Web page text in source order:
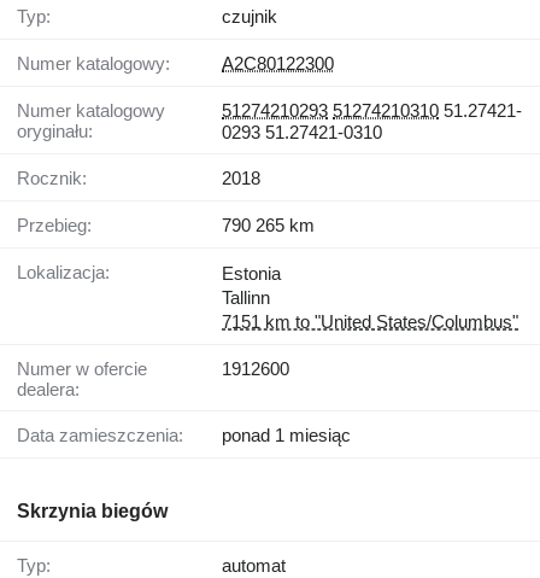
Typ: czujnik
Numer katalogowy: A2C80122300
Numer katalogowy
oryginału:
51274210293 51274210310 51.27421-
0293 51.27421-0310
Rocznik: 2018
Przebieg: 790 265 km
Lokalizacja:
Estonia
Tallinn
7151 km to "United States/Columbus"
Numer w ofercie
dealera:
1912600
Data zamieszczenia: ponad 1 miesiąc
Skrzynia biegów
Typ: automat